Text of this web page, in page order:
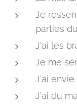
Je
parties
J'ai les
Je me
J'ai
J'ai du